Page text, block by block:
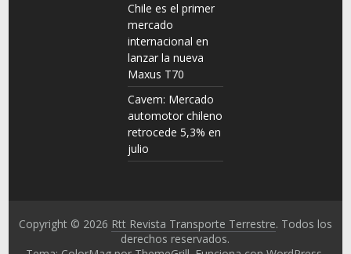
Chile es el primer
mercado
internacional en
lanzar la nueva
Maxus T70
Cavem: Mercado
automotor chileno
retrocede 5,3% en
julio
Copyright © 2026 Rtt Revista Transporte Terrestre. Todos los
derechos reservados.